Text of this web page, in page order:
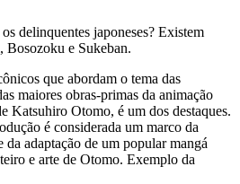
delinquentes japoneses? Existem
Bosozoku e Sukeban.
que abordam o tema das
maiores obras-primas da animação
Katsuhiro Otomo, é um dos destaques.
é considerada um marco da
da adaptação de um popular mangá
e arte de Otomo. Exemplo da